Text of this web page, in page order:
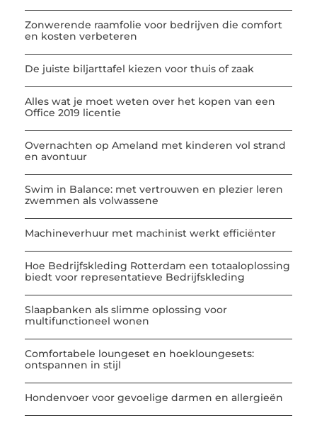
Zonwerende raamfolie voor bedrijven die comfort
en kosten verbeteren
De juiste biljarttafel kiezen voor thuis of zaak
Alles wat je moet weten over het kopen van een
Office 2019 licentie
Overnachten op Ameland met kinderen vol strand
en avontuur
Swim in Balance: met vertrouwen en plezier leren
zwemmen als volwassene
Machineverhuur met machinist werkt efficiënter
Hoe Bedrijfskleding Rotterdam een totaaloplossing
biedt voor representatieve Bedrijfskleding
Slaapbanken als slimme oplossing voor
multifunctioneel wonen
Comfortabele loungeset en hoekloungesets:
ontspannen in stijl
Hondenvoer voor gevoelige darmen en allergieën